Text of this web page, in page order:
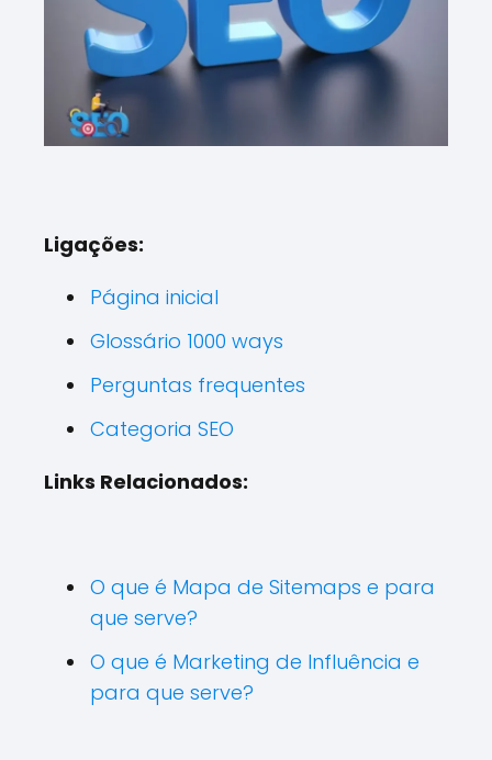
Ligações:
Página inicial
Glossário 1000 ways
Perguntas frequentes
Categoria SEO
Links Relacionados:
O que é Mapa de Sitemaps e para
que serve?
O que é Marketing de Influência e
para que serve?